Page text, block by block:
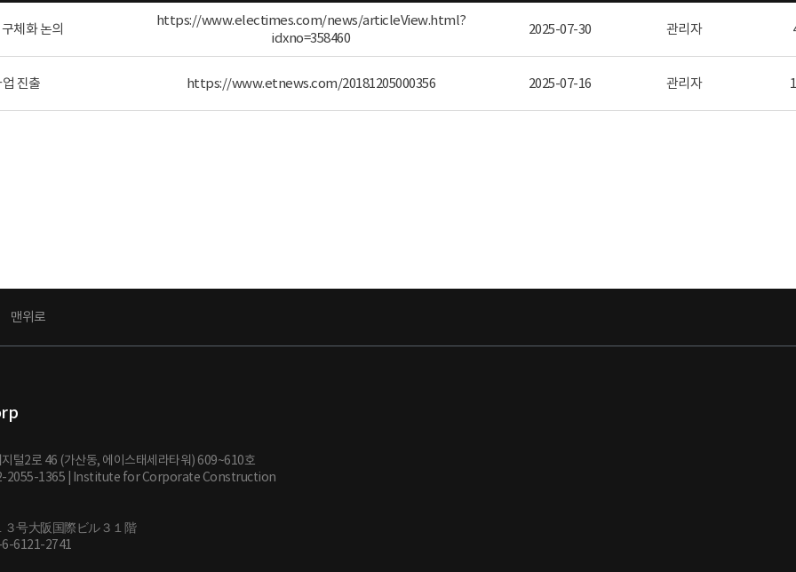
체화 논의
https://www.electimes.com/news/articleView.html?
idxno=358460
2025-07-30 관리자
진출 https://www.etnews.com/20181205000356 2025-07-16 관리자
맨위로
털2로 46 (가산동, 에이스태세라타워) 609~610호
2055-1365 | Institute for Corporate Construction
号大阪国際ビル３１階
6-6121-2741